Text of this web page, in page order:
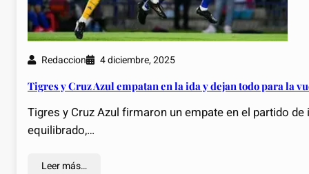
Redaccion 4 diciembre, 2025
Tigres y Cruz Azul empatan en la ida y dejan todo para la
Tigres y Cruz Azul firmaron un empate en el partido
equilibrado,…
Leer más…